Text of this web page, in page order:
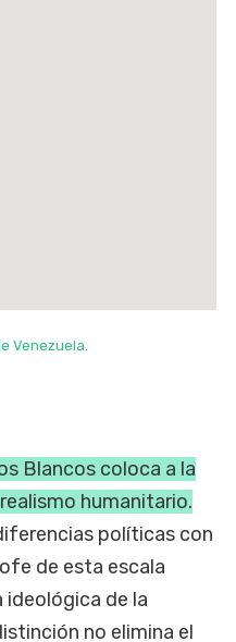
Venezuela.
Blancos coloca a la
humanitario.
políticas con
de esta escala
ideológica de la
no elimina el